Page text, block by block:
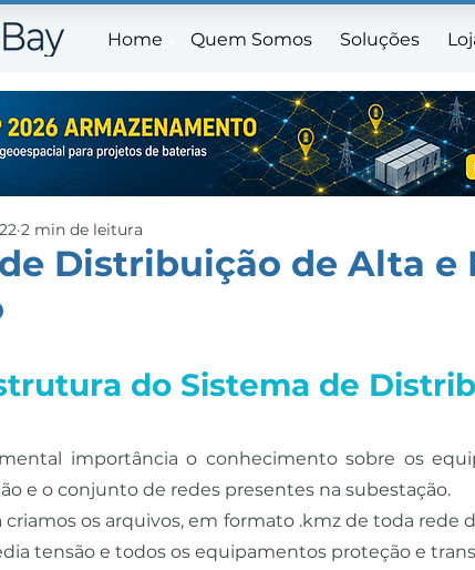
Home Quem Somos Soluções
Home Quem Somos Soluções Loja
Distribuição de Alta e
2 min de leitura
do Sistema de
importância o conhecimento sobre os
e o conjunto de redes presentes na subestação.
criamos os arquivos, em formato .kmz de toda rede
tensão e todos os equipamentos proteção e